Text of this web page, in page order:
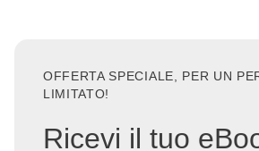
OFFERTA SPECIALE, PER UN
LIMITATO!
Ricevi il tuo